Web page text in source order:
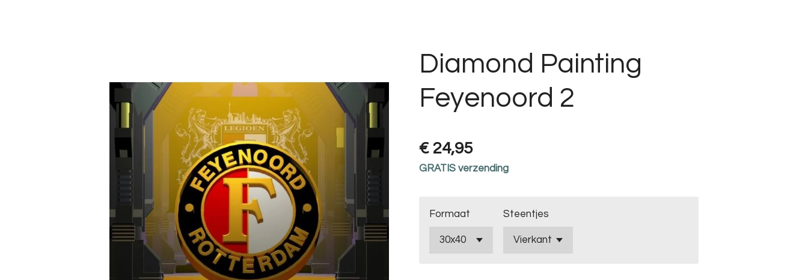
Diamond Painting
Feyenoord 2
€ 24,95
GRATIS verzending
Formaat Steentjes